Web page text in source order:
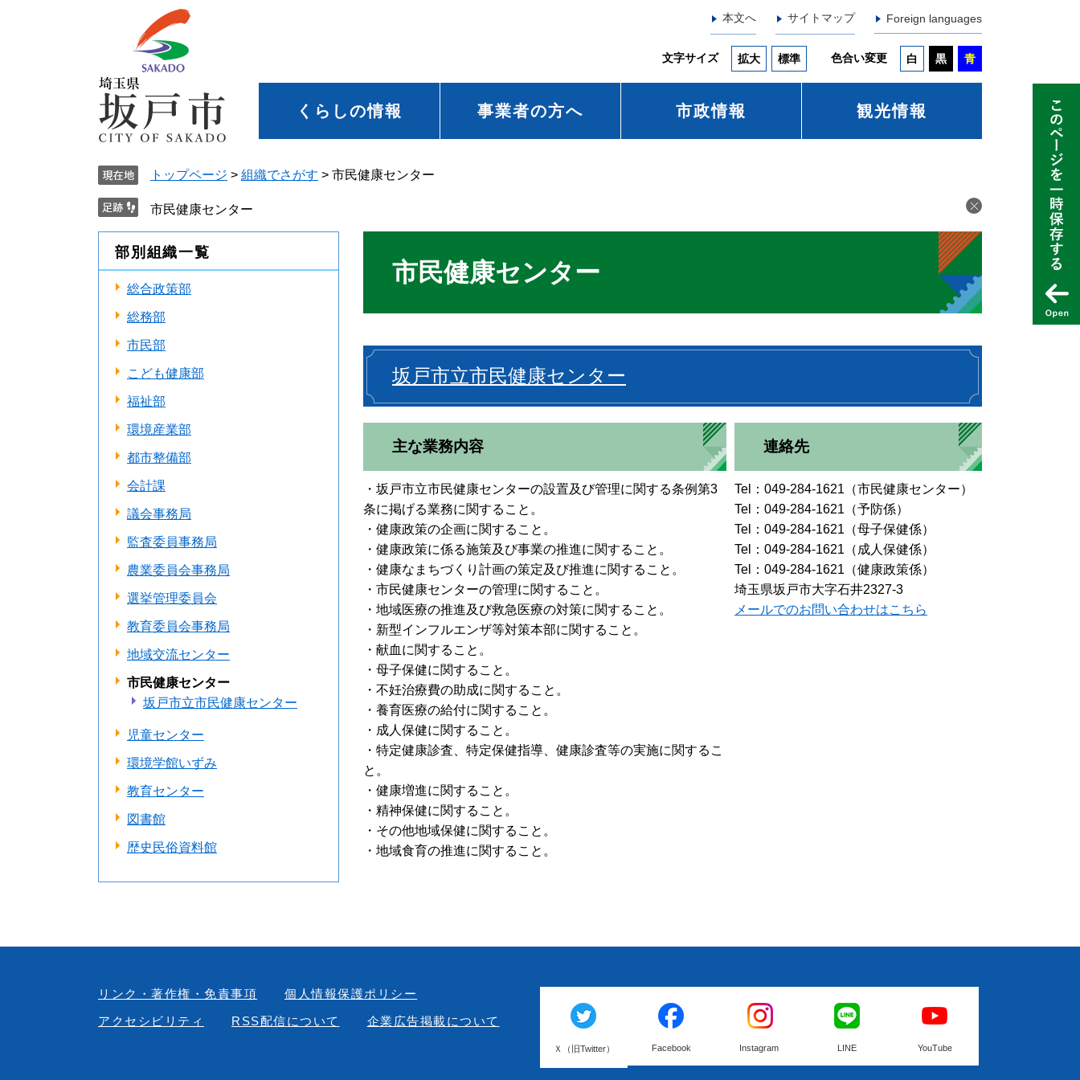
本文へ サイトマップ Foreign languages
文字サイズ 拡大 標準 色合い変更 白 黒 青
くらしの情報 事業者の方へ 市政情報 観光情報
トップページ > 組織でさがす > 市民健康センター
市民健康センター
市民健康センター
坂戸市立市民健康センター
主な業務内容
・坂戸市立市民健康センターの設置及び管理に関する条例第3
条に掲げる業務に関すること。
・健康政策の企画に関すること。
・健康政策に係る施策及び事業の推進に関すること。
・健康なまちづくり計画の策定及び推進に関すること。
・市民健康センターの管理に関すること。
・地域医療の推進及び救急医療の対策に関すること。
・新型インフルエンザ等対策本部に関すること。
・献血に関すること。
・母子保健に関すること。
・不妊治療費の助成に関すること。
・養育医療の給付に関すること。
・成人保健に関すること。
・特定健康診査、特定保健指導、健康診査等の実施に関するこ
と。
・健康増進に関すること。
・精神保健に関すること。
・その他地域保健に関すること。
・地域食育の推進に関すること。
連絡先
Tel：049-284-1621（市民健康センター）
Tel：049-284-1621（予防係）
Tel：049-284-1621（母子保健係）
Tel：049-284-1621（成人保健係）
Tel：049-284-1621（健康政策係）
埼玉県坂戸市大字石井2327-3
メールでのお問い合わせはこちら
部別組織一覧
総合政策部
総務部
市民部
こども健康部
福祉部
環境産業部
都市整備部
会計課
議会事務局
監査委員事務局
農業委員会事務局
選挙管理委員会
教育委員会事務局
地域交流センター
市民健康センター
坂戸市立市民健康センター
児童センター
環境学館いずみ
教育センター
図書館
歴史民俗資料館
リンク・著作権・免責事項
個人情報保護ポリシー
アクセシビリティ
RSS配信について 企業広告掲載について
Ｘ（旧Twitter） Facebook Instagram LINE YouTube